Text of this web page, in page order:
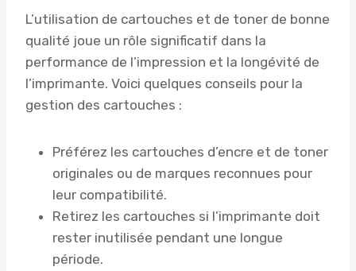
L’utilisation de cartouches et de toner de bonne
qualité joue un rôle significatif dans la
performance de l’impression et la longévité de
l’imprimante. Voici quelques conseils pour la
gestion des cartouches :
Préférez les cartouches d’encre et de toner
originales ou de marques reconnues pour
leur compatibilité.
Retirez les cartouches si l’imprimante doit
rester inutilisée pendant une longue
période.